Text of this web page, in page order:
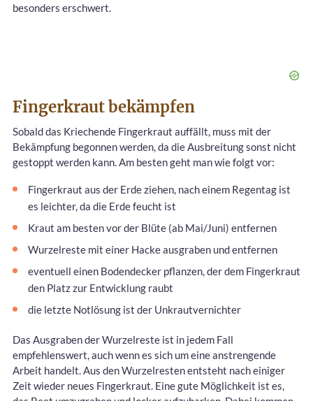
besonders erschwert.
Fingerkraut bekämpfen
Sobald das Kriechende Fingerkraut auffällt, muss mit der
Bekämpfung begonnen werden, da die Ausbreitung sonst nicht
gestoppt werden kann. Am besten geht man wie folgt vor:
Fingerkraut aus der Erde ziehen, nach einem Regentag ist
es leichter, da die Erde feucht ist
Kraut am besten vor der Blüte (ab Mai/Juni) entfernen
Wurzelreste mit einer Hacke ausgraben und entfernen
eventuell einen Bodendecker pflanzen, der dem Fingerkraut
den Platz zur Entwicklung raubt
die letzte Notlösung ist der Unkrautvernichter
Das Ausgraben der Wurzelreste ist in jedem Fall
empfehlenswert, auch wenn es sich um eine anstrengende
Arbeit handelt. Aus den Wurzelresten entsteht nach einiger
Zeit wieder neues Fingerkraut. Eine gute Möglichkeit ist es,